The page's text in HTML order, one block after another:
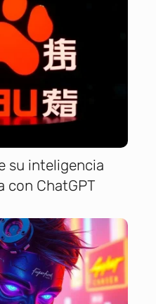
su inteligencia
con ChatGPT